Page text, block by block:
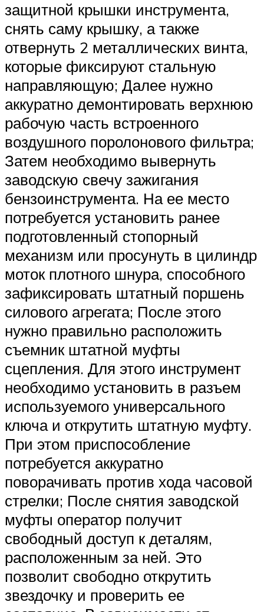
защитной крышки инструмента,
снять саму крышку, а также
отвернуть 2 металлических винта,
которые фиксируют стальную
направляющую; Далее нужно
аккуратно демонтировать верхнюю
рабочую часть встроенного
воздушного поролонового фильтра;
Затем необходимо вывернуть
заводскую свечу зажигания
бензоинструмента. На ее место
потребуется установить ранее
подготовленный стопорный
механизм или просунуть в цилиндр
моток плотного шнура, способного
зафиксировать штатный поршень
силового агрегата; После этого
нужно правильно расположить
съемник штатной муфты
сцепления. Для этого инструмент
необходимо установить в разъем
используемого универсального
ключа и открутить штатную муфту.
При этом приспособление
потребуется аккуратно
поворачивать против хода часовой
стрелки; После снятия заводской
муфты оператор получит
свободный доступ к деталям,
расположенным за ней. Это
позволит свободно открутить
звездочку и проверить ее